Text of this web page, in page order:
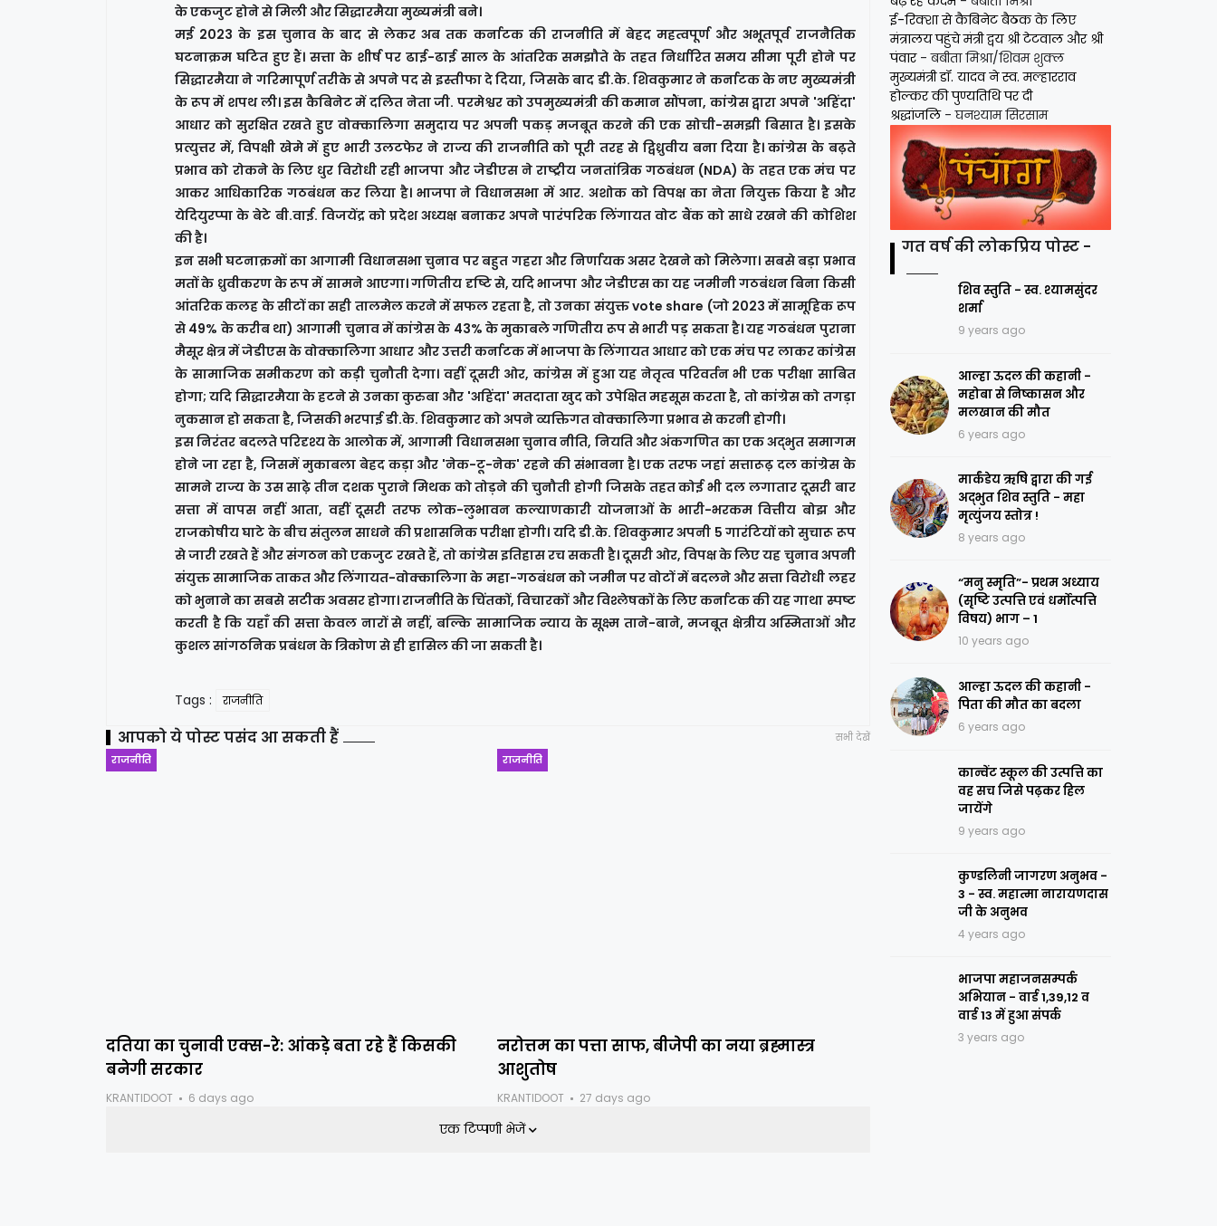
के एकजुट होने से मिली और सिद्धारमैया मुख्यमंत्री बने।
मई 2023 के इस चुनाव के बाद से लेकर अब तक कर्नाटक की राजनीति में बेहद महत्वपूर्ण और अभूतपूर्व राजनैतिक
घटनाक्रम घटित हुए हैं। सत्ता के शीर्ष पर ढाई-ढाई साल के आंतरिक समझौते के तहत निर्धारित समय सीमा पूरी होने पर
सिद्धारमैया ने गरिमापूर्ण तरीके से अपने पद से इस्तीफा दे दिया, जिसके बाद डी.के. शिवकुमार ने कर्नाटक के नए मुख्यमंत्री
के रूप में शपथ ली। इस कैबिनेट में दलित नेता जी. परमेश्वर को उपमुख्यमंत्री की कमान सौंपना, कांग्रेस द्वारा अपने 'अहिंदा'
आधार को सुरक्षित रखते हुए वोक्कालिगा समुदाय पर अपनी पकड़ मजबूत करने की एक सोची-समझी बिसात है। इसके
प्रत्युत्तर में, विपक्षी खेमे में हुए भारी उलटफेर ने राज्य की राजनीति को पूरी तरह से द्विध्रुवीय बना दिया है। कांग्रेस के बढ़ते
प्रभाव को रोकने के लिए धुर विरोधी रही भाजपा और जेडीएस ने राष्ट्रीय जनतांत्रिक गठबंधन (NDA) के तहत एक मंच पर
आकर आधिकारिक गठबंधन कर लिया है। भाजपा ने विधानसभा में आर. अशोक को विपक्ष का नेता नियुक्त किया है और
येदियुरप्पा के बेटे बी.वाई. विजयेंद्र को प्रदेश अध्यक्ष बनाकर अपने पारंपरिक लिंगायत वोट बैंक को साधे रखने की कोशिश
की है।
इन सभी घटनाक्रमों का आगामी विधानसभा चुनाव पर बहुत गहरा और निर्णायक असर देखने को मिलेगा। सबसे बड़ा प्रभाव
मतों के ध्रुवीकरण के रूप में सामने आएगा। गणितीय दृष्टि से, यदि भाजपा और जेडीएस का यह जमीनी गठबंधन बिना किसी
आंतरिक कलह के सीटों का सही तालमेल करने में सफल रहता है, तो उनका संयुक्त vote share (जो 2023 में सामूहिक रूप
से 49% के करीब था) आगामी चुनाव में कांग्रेस के 43% के मुकाबले गणितीय रूप से भारी पड़ सकता है। यह गठबंधन पुराना
मैसूर क्षेत्र में जेडीएस के वोक्कालिगा आधार और उत्तरी कर्नाटक में भाजपा के लिंगायत आधार को एक मंच पर लाकर कांग्रेस
के सामाजिक समीकरण को कड़ी चुनौती देगा। वहीं दूसरी ओर, कांग्रेस में हुआ यह नेतृत्व परिवर्तन भी एक परीक्षा साबित
होगा; यदि सिद्धारमैया के हटने से उनका कुरुबा और 'अहिंदा' मतदाता खुद को उपेक्षित महसूस करता है, तो कांग्रेस को तगड़ा
नुकसान हो सकता है, जिसकी भरपाई डी.के. शिवकुमार को अपने व्यक्तिगत वोक्कालिगा प्रभाव से करनी होगी।
इस निरंतर बदलते परिदृश्य के आलोक में, आगामी विधानसभा चुनाव नीति, नियति और अंकगणित का एक अद्भुत समागम
होने जा रहा है, जिसमें मुकाबला बेहद कड़ा और 'नेक-टू-नेक' रहने की संभावना है। एक तरफ जहां सत्तारूढ़ दल कांग्रेस के
सामने राज्य के उस साढ़े तीन दशक पुराने मिथक को तोड़ने की चुनौती होगी जिसके तहत कोई भी दल लगातार दूसरी बार
सत्ता में वापस नहीं आता, वहीं दूसरी तरफ लोक-लुभावन कल्याणकारी योजनाओं के भारी-भरकम वित्तीय बोझ और
राजकोषीय घाटे के बीच संतुलन साधने की प्रशासनिक परीक्षा होगी। यदि डी.के. शिवकुमार अपनी 5 गारंटियों को सुचारू रूप
से जारी रखते हैं और संगठन को एकजुट रखते हैं, तो कांग्रेस इतिहास रच सकती है। दूसरी ओर, विपक्ष के लिए यह चुनाव अपनी
संयुक्त सामाजिक ताकत और लिंगायत-वोक्कालिगा के महा-गठबंधन को जमीन पर वोटों में बदलने और सत्ता विरोधी लहर
को भुनाने का सबसे सटीक अवसर होगा। राजनीति के चिंतकों, विचारकों और विश्लेषकों के लिए कर्नाटक की यह गाथा स्पष्ट
करती है कि यहाँ की सत्ता केवल नारों से नहीं, बल्कि सामाजिक न्याय के सूक्ष्म ताने-बाने, मजबूत क्षेत्रीय अस्मिताओं और
कुशल सांगठनिक प्रबंधन के त्रिकोण से ही हासिल की जा सकती है।
Tags : राजनीति
आपको ये पोस्ट पसंद आ सकती हैं सभी देखें
राजनीति
दतिया का चुनावी एक्स-रे: आंकड़े बता रहे हैं किसकी
बनेगी सरकार
KRANTIDOOT 6 days ago
राजनीति
नरोत्तम का पत्ता साफ, बीजेपी का नया ब्रह्मास्त्र
आशुतोष
KRANTIDOOT 27 days ago
एक टिप्पणी भेजें
ई-रिक्शा से कैबिनेट बैठक के लिए
मंत्रालय पहुंचे मंत्री द्वय श्री टेटवाल और श्री
पंवार- बबीता मिश्रा/शिवम शुक्ल
मुख्यमंत्री डॉ. यादव ने स्व. मल्हारराव
होल्कर की पुण्यतिथि पर दी
श्रद्धांजलि- घनश्याम सिरसाम
गत वर्ष की लोकप्रिय पोस्ट -
शिव स्तुति - स्व. श्यामसुंदर
शर्मा
9 years ago
आल्हा ऊदल की कहानी -
महोबा से निष्कासन और
मलखान की मौत
6 years ago
मार्कंडेय ऋषि द्वारा की गई
अद्भुत शिव स्तुति - महा
मृत्युंजय स्तोत्र !
8 years ago
“मनु स्मृति”- प्रथम अध्याय
(सृष्टि उत्पत्ति एवं धर्मोत्पत्ति
विषय) भाग – 1
10 years ago
आल्हा ऊदल की कहानी -
पिता की मौत का बदला
6 years ago
कान्वेंट स्कूल की उत्पत्ति का
वह सच जिसे पढ़कर हिल
जायेंगे
9 years ago
कुण्डलिनी जागरण अनुभव -
3 - स्व. महात्मा नारायणदास
जी के अनुभव
4 years ago
भाजपा महाजनसम्पर्क
अभियान - वार्ड 1,39,12 व
वार्ड 13 में हुआ संपर्क
3 years ago